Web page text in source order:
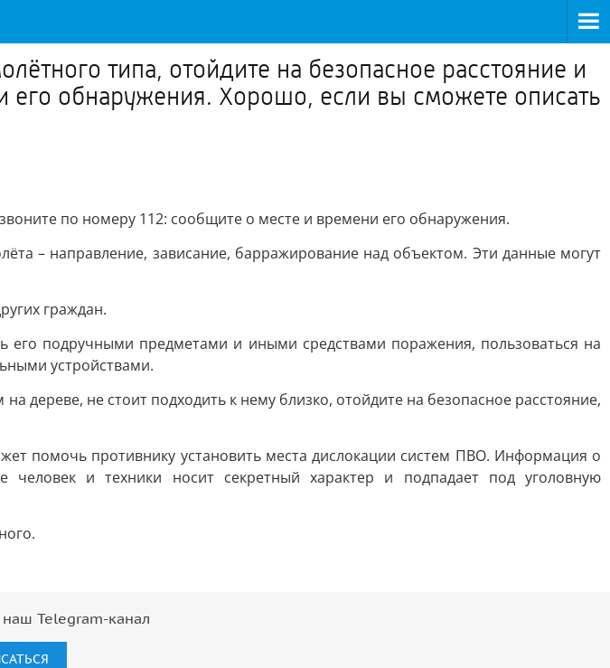
типа, отойдите на безопасное расстояние и
его обнаружения. Хорошо, если вы сможете описать
по номеру 112: сообщите о месте и времени его обнаружения.
– направление, зависание, барражирование над объектом. Эти данные могут
граждан.
его подручными предметами и иными средствами поражения, пользоваться на
устройствами.
дереве, не стоит подходить к нему близко, отойдите на безопасное расстояние,
помочь противнику установить места дислокации систем ПВО. Информация о
и техники носит секретный характер и подпадает под уголовную
Telegram-канал